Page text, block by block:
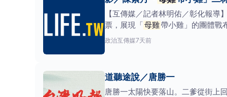
【互傳媒／記者林明佑／彰化報
票，展現「母雞帶小雞」的團體戰
蹴可幾。陳素月身為
政治互傳媒7天前
道聽途說／唐勝一
唐勝一太陽快要落山。二爹從街上